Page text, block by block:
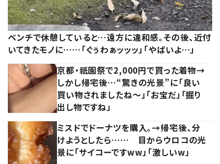
ベンチで休憩していると…遠方に違和感。その後、近付
いてきたモノに……「ぐぅわぁッッッ」「やばいよ…」
京都・祇園祭で2,000円で買った着物→
しかし帰宅後…“驚きの光景”に「良い
買い物されましたね～」「お宝だ」「掘り
出し物ですね」
ミスドでドーナツを購入。→帰宅後、分
けようとしたら…… 目からウロコの光
景に「サイコーですww」「激しいw」